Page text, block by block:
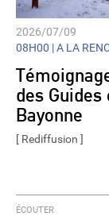
2026/07/09
08H00 |A LA
des Guides
Bayonne
[ Rediffusion ]
ÉCOUTER